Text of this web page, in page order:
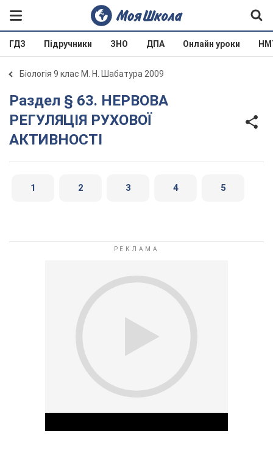
ГДЗ Підручники ЗНО ДПА Онлайн уроки
Біологія 9 клас М. Н. Шабатура 2009
Раздел § 63. НЕРВОВА
РЕГУЛЯЦІЯ РУХОВОЇ
АКТИВНОСТІ
1 2 3 4 5